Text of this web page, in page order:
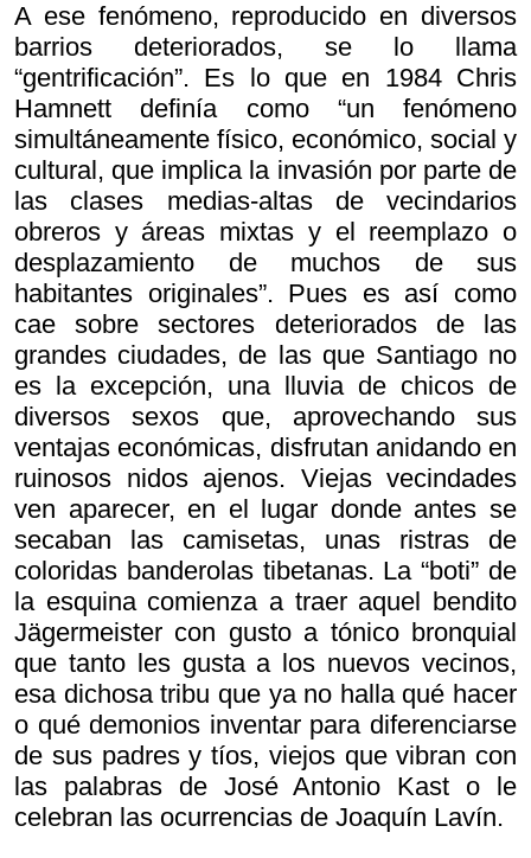
A ese fenómeno, reproducido en diversos
barrios deteriorados, se lo llama
“gentrificación”. Es lo que en 1984 Chris
Hamnett definía como “un fenómeno
simultáneamente físico, económico, social y
cultural, que implica la invasión por parte de
las clases medias-altas de vecindarios
obreros y áreas mixtas y el reemplazo o
desplazamiento de muchos de sus
habitantes originales”. Pues es así como
cae sobre sectores deteriorados de las
grandes ciudades, de las que Santiago no
es la excepción, una lluvia de chicos de
diversos sexos que, aprovechando sus
ventajas económicas, disfrutan anidando en
ruinosos nidos ajenos. Viejas vecindades
ven aparecer, en el lugar donde antes se
secaban las camisetas, unas ristras de
coloridas banderolas tibetanas. La “boti” de
la esquina comienza a traer aquel bendito
Jägermeister con gusto a tónico bronquial
que tanto les gusta a los nuevos vecinos,
esa dichosa tribu que ya no halla qué hacer
o qué demonios inventar para diferenciarse
de sus padres y tíos, viejos que vibran con
las palabras de José Antonio Kast o le
celebran las ocurrencias de Joaquín Lavín.